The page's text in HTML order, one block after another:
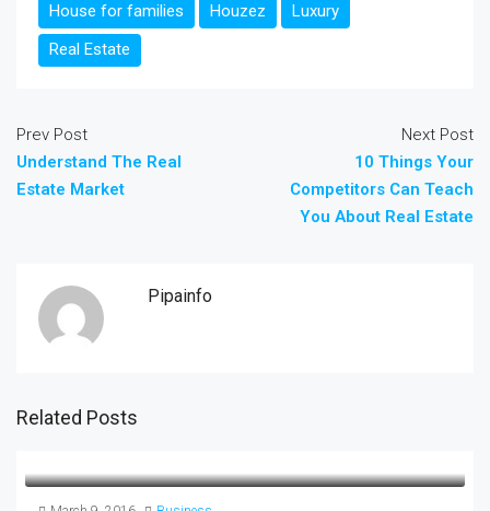
House for families
Houzez
Luxury
Real Estate
Prev Post
Understand The Real
Estate Market
Next Post
10 Things Your
Competitors Can Teach
You About Real Estate
Pipainfo
Related Posts